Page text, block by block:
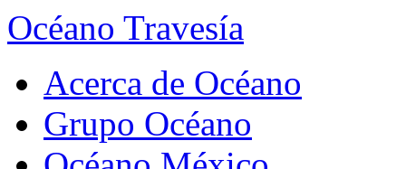
Océano Travesía
Acerca de Océano
Grupo Océano